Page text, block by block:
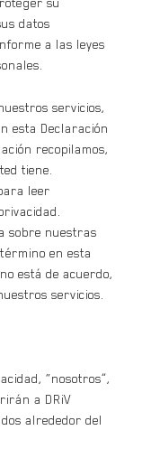
datos
a las leyes
servicios,
esta Declaración
recopilamos,
tiene.
leer
sobre nuestras
en esta
está de acuerdo,
servicios.
“nosotros”,
a DRiV
alrededor del